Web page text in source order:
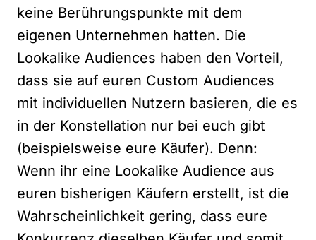
keine Berührungspunkte mit dem
eigenen Unternehmen hatten. Die
Lookalike Audiences haben den Vorteil,
dass sie auf euren Custom Audiences
mit individuellen Nutzern basieren, die es
in der Konstellation nur bei euch gibt
(beispielsweise eure Käufer). Denn:
Wenn ihr eine Lookalike Audience aus
euren bisherigen Käufern erstellt, ist die
Wahrscheinlichkeit gering, dass eure